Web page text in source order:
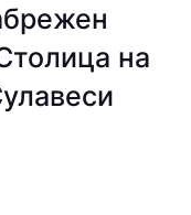
на